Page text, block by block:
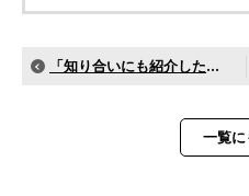
「知り合いにも紹介したいです」
一覧